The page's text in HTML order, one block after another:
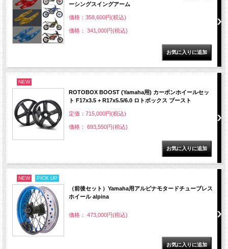
ーシングスイングアーム
価格：358,600円(税込)
価格： 341,000円(税込)
NEW
ROTOBOX BOOST (Yamaha用) カーボンホイールセッ
ト F17x3.5 + R17x5.5/6.0 ロトボックス ブースト
定価：715,000円(税込)
価格： 693,550円(税込)
NEW PICK UP
（前後セット）Yamaha用アルピナモタードチューブレス
ホイール alpina
価格： 473,000円(税込)